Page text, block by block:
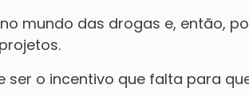
mundo das drogas e, então,
ser o incentivo que falta para